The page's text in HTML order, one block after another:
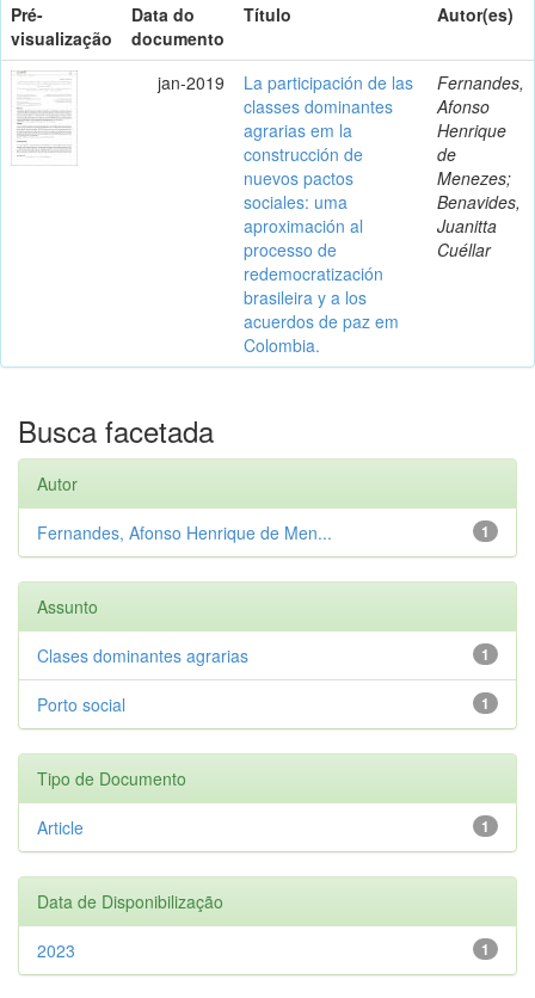
Pré-
visualização
Data do
documento
Título Autor(es)
jan-2019
La participación de las
classes dominantes
agrarias em la
construcción de
nuevos pactos
sociales: uma
aproximación al
processo de
redemocratización
brasileira y a los
acuerdos de paz em
Colombia.
Fernandes,
Afonso
Henrique
de
Menezes;
Benavides,
Juanitta
Cuéllar
Busca facetada
Autor
1
Fernandes, Afonso Henrique de Men...
Assunto
1
Clases dominantes agrarias
1
Porto social
Tipo de Documento
1
Article
Data de Disponibilização
1
2023